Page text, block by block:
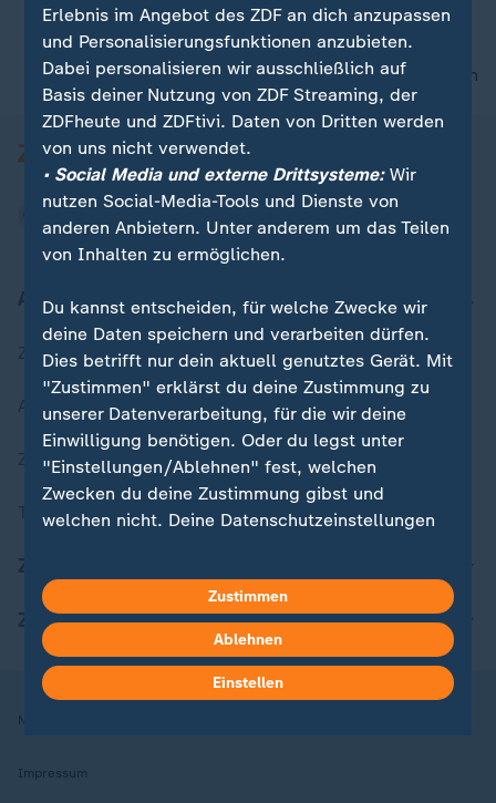
nach oben
Aktuell bei ZDFheute
Zuletzt veröffentlicht
Aktuelle Sendungs-Videos
ZDFheute Stories
Themen im Überblick
ZDFheute Apps
Nutzungsbedingungen
Impressum
Erlebnis im Angebot des ZDF an dich anzupassen
und Personalisierungsfunktionen anzubieten.
Dabei personalisieren wir ausschließlich auf
Basis deiner Nutzung von ZDF Streaming, der
ZDFheute und ZDFtivi. Daten von Dritten werden
von uns nicht verwendet.
• Social Media und externe Drittsysteme:Wir
nutzen Social-Media-Tools und Dienste von
anderen Anbietern. Unter anderem um das Teilen
von Inhalten zu ermöglichen.
Du kannst entscheiden, für welche Zwecke wir
deine Daten speichern und verarbeiten dürfen.
Dies betrifft nur dein aktuell genutztes Gerät. Mit
"Zustimmen" erklärst du deine Zustimmung zu
unserer Datenverarbeitung, für die wir deine
Einwilligung benötigen. Oder du legst unter
"Einstellungen/Ablehnen" fest, welchen
Zwecken du deine Zustimmung gibst und
welchen nicht. Deine Datenschutzeinstellungen
Hier findest du das Impressum.
Weitere Informationen findest du in unserer
Datenschutzerklärung.
Zustimmen
Ablehnen
Einstellen